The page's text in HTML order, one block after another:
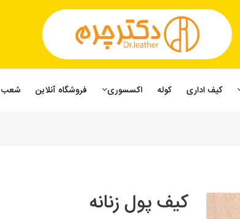
کیف اداری کوله اکسسوری فروشگاه آنلاین شعب
کیف پول زنانه